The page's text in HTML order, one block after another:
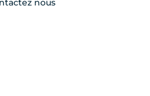
nous